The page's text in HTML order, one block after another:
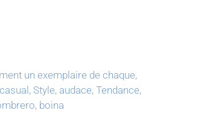
un exemplaire de chaque,
Style, audace, Tendance,
boina